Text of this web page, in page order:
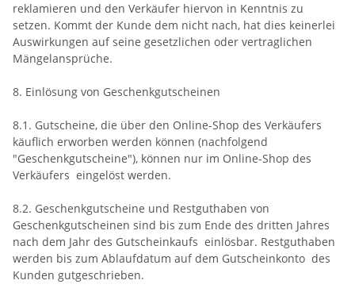
reklamieren und den Verkäufer hiervon in Kenntnis zu
setzen. Kommt der Kunde dem nicht nach, hat dies keinerlei
Auswirkungen auf seine gesetzlichen oder vertraglichen
Mängelansprüche.
8. Einlösung von Geschenkgutscheinen
8.1. Gutscheine, die über den Online-Shop des Verkäufers
käuflich erworben werden können (nachfolgend
"Geschenkgutscheine"), können nur im Online-Shop des
Verkäufers eingelöst werden.
8.2. Geschenkgutscheine und Restguthaben von
Geschenkgutscheinen sind bis zum Ende des dritten Jahres
nach dem Jahr des Gutscheinkaufs einlösbar. Restguthaben
werden bis zum Ablaufdatum auf dem Gutscheinkonto des
Kunden gutgeschrieben.